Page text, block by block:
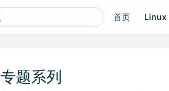
首页 Linux
专题系列